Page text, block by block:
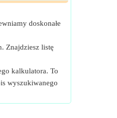
doskonałe
Znajdziesz listę
kalkulatora. To
wyszukiwanego